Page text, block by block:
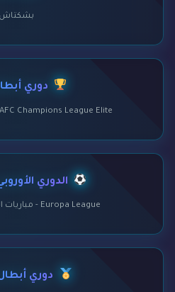
بشكتاش
دوري
AFC Champions League Elite - مباريات أبطال آسيا
الدوري
Europa League - مباريات الدوري الأوروبي HD
دوري